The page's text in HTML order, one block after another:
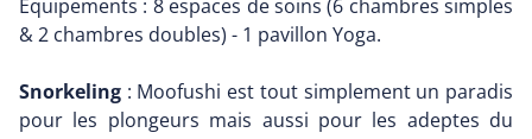
Équipements : 8 espaces de soins (6 chambres simples
& 2 chambres doubles) - 1 pavillon Yoga.
Snorkeling : Moofushi est tout simplement un paradis
pour les plongeurs mais aussi pour les adeptes du